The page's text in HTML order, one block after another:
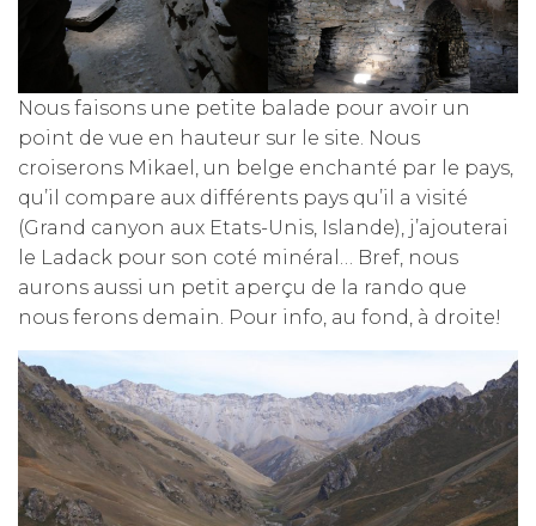
Nous faisons une petite balade pour avoir un
point de vue en hauteur sur le site. Nous
croiserons Mikael, un belge enchanté par le pays,
qu’il compare aux différents pays qu’il a visité
(Grand canyon aux Etats-Unis, Islande), j’ajouterai
le Ladack pour son coté minéral… Bref, nous
aurons aussi un petit aperçu de la rando que
nous ferons demain. Pour info, au fond, à droite!